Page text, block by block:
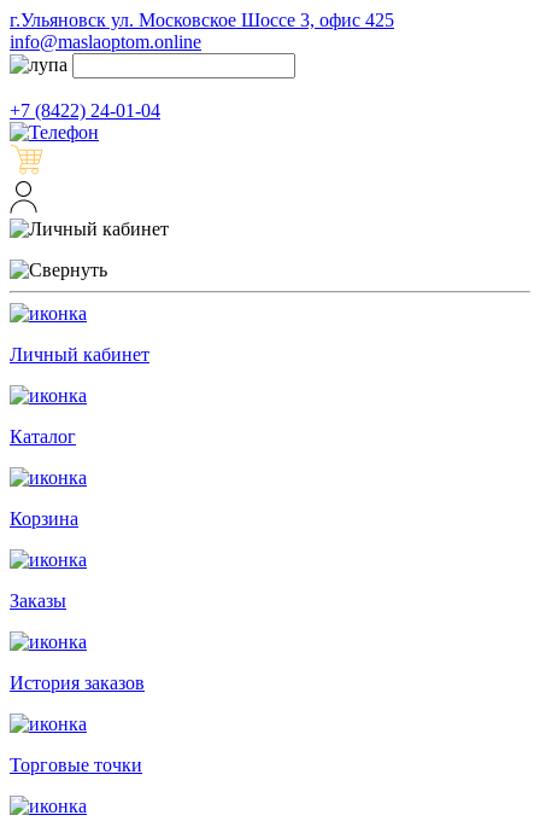
г.Ульяновск ул. Московское Шоссе 3, офис 425
info@maslaoptom.online
+7 (8422) 24-01-04
Личный кабинет
Каталог
Корзина
Заказы
История заказов
Торговые точки